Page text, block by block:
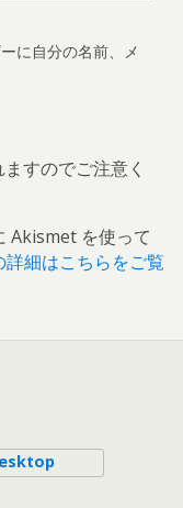
に自分の名前、メ
すのでご注意く
Akismet を使って
細はこちらをご覧